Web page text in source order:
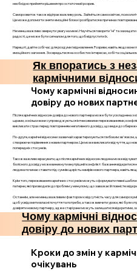
необхідно прийняти рішення про остаточний розрив.
Саморозвиток також відіграє важливу роль. Займіться самоосвітою,
Це може допомогти зняти емоційні блоки і розібратися в причинах
Не менш важливо звернути увагу на межі. Научіться говорити "ні" та
радості, це може бути сигналом для того, щоб відпустити їх.
Нарешті, дайте собі час для роздуми і відновлення. Розриви, навіть якщо
емоційного загоєння. Зосередьтеся на особистих інтересах, хобі та
Як впоратись з
кармічними
Чому кармічні
довіру до нових
Після кармічних відносин довіра до нового партнера може бути ускладнена з
шрами, оскільки вони супроводжуються інтенсивними переживаннями,
викликати страх перед повторенням негативного досвіду, що веде до
По-друге, кармічні відносини зазвичай характеризуються глибоким зв'язком,
створюючи порівняння з новим партнером. Це може викликати відчуття, що
попередніх стосунків.
Також важливо врахувати, що після кармічних відносин людина може
болісного досвіду може виникнути внутрішній конфлікт: бажання
людина починає ставити під сумнів щирість намірів нового партнера, навіть
Крім того, переживання кармічних стосунків можуть сформувати певні
патерни, які призводили до проблем у минулому, що заважає їй повністю
Останнім, але не менш важливим фактором є відсутність часу для
щоб усвідомити власні почуття та потреби, а також вивчити уроки, які були
довіряти новому партнеру, адже старі рани можуть залишатися відкритими,
Чому кармічні
довіру до нових
Кроки до змін у
очікувань